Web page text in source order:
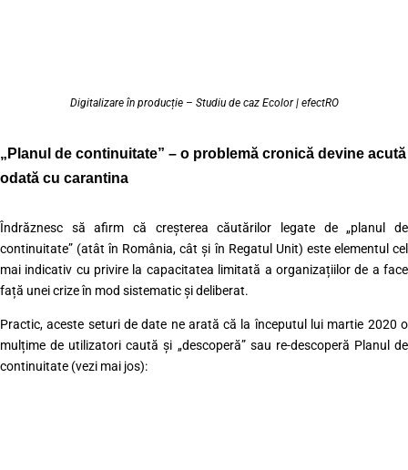
Digitalizare în producție – Studiu de caz Ecolor | efectRO
„Planul de continuitate” – o problemă cronică devine acută
odată cu carantina
Îndrăznesc să afirm că creșterea căutărilor legate de „planul de
continuitate” (atât în România, cât și în Regatul Unit) este elementul cel
mai indicativ cu privire la capacitatea limitată a organizațiilor de a face
față unei crize în mod sistematic și deliberat.
Practic, aceste seturi de date ne arată că la începutul lui martie 2020 o
mulțime de utilizatori caută și „descoperă” sau re-descoperă Planul de
continuitate (vezi mai jos):